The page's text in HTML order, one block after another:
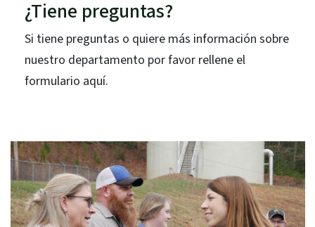
¿Tiene preguntas?
Si tiene preguntas o quiere más información sobre
nuestro departamento por favor rellene el